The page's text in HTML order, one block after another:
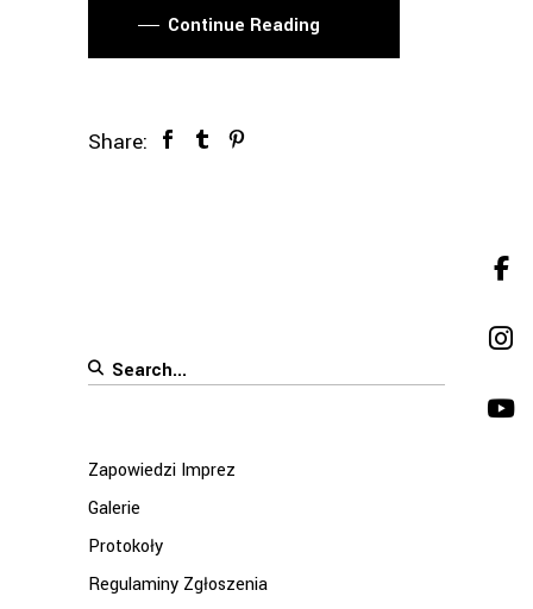
Continue Reading
Share:
Search
Zapowiedzi Imprez
Galerie
Protokoły
Regulaminy Zgłoszenia